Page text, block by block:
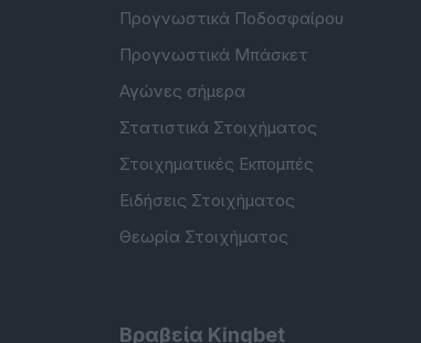
Προγνωστικά Ποδοσφαίρου
Προγνωστικά Μπάσκετ
Αγώνες σήμερα
Στατιστικά Στοιχήματος
Στοιχηματικές Εκπομπές
Ειδήσεις Στοιχήματος
Θεωρία Στοιχήματος
Βραβεία Kingbet